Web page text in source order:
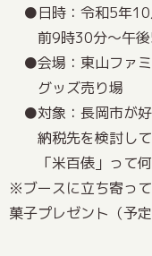
日時：令和5年
前9時30分～午
会場：東山ファ
グッズ売り場
対象：長岡市が
納税先を検討し
「米百俵」って
※ブースに立ち寄っ
菓子プレゼント（予定